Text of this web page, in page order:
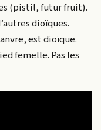
(pistil, futur fruit).
dioïques.
est dioïque.
femelle. Pas les